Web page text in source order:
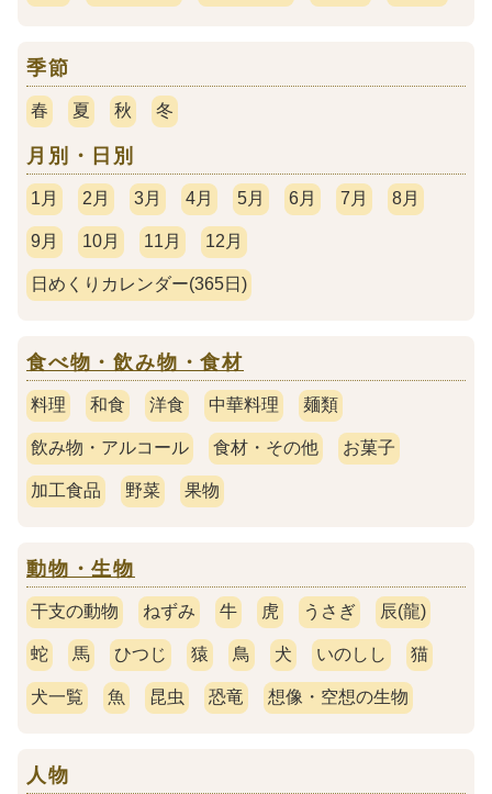
季節
春 夏 秋 冬
月別・日別
1月 2月 3月 4月 5月 6月 7月 8月
9月 10月 11月 12月
日めくりカレンダー(365日)
食べ物・飲み物・食材
料理 和食 洋食 中華料理 麺類
飲み物・アルコール 食材・その他 お菓子
加工食品 野菜 果物
動物・生物
干支の動物 ねずみ 牛 虎 うさぎ 辰(龍)
蛇 馬 ひつじ 猿 鳥 犬 いのしし 猫
犬一覧 魚 昆虫 恐竜 想像・空想の生物
人物